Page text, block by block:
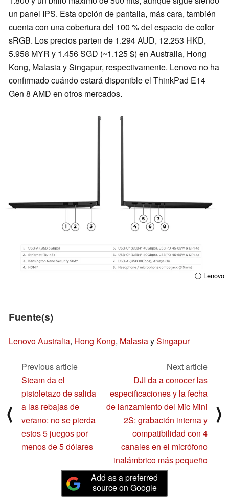
un panel IPS. Esta opción de pantalla, más cara, también
cuenta con una cobertura del 100 % del espacio de color
sRGB. Los precios parten de 1.294 AUD, 12.253 HKD,
5.958 MYR y 1.456 SGD (~1.125 $) en Australia, Hong
Kong, Malasia y Singapur, respectivamente. Lenovo no ha
confirmado cuándo estará disponible el ThinkPad E14
Gen 8 AMD en otros mercados.
ⓘ Lenovo
Fuente(s)
Lenovo Australia, Hong Kong, MalasiaySingapur
⟨
Previous article
Steam da el
pistoletazo de salida
a las rebajas de
verano: no se pierda
estos 5 juegos por
menos de 5 dólares
Next article
DJI da a conocer las
especificaciones y la fecha
de lanzamiento del Mic Mini
2S: grabación interna y
compatibilidad con 4
canales en el micrófono
inalámbrico más pequeño
⟩
Add as a preferred
source on Google